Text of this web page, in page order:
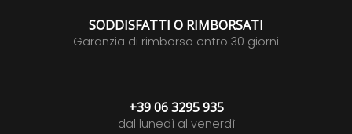
SODDISFATTI O RIMBORSATI
Garanzia di rimborso entro 30 giorni
+39 06 3295 935
dal lunedì al venerdì